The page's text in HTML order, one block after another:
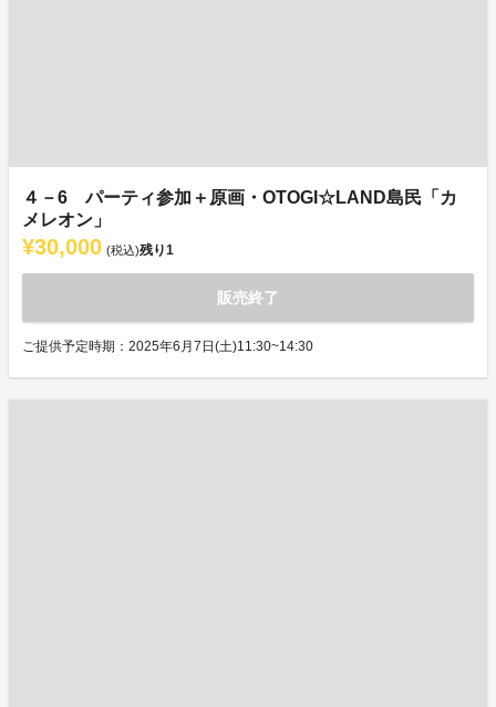
４－6 パーティ参加＋原画・OTOGI☆LAND島民「カ
メレオン」
¥30,000 (税込)残り1
販売終了
ご提供予定時期：2025年6月7日(土)11:30~14:30